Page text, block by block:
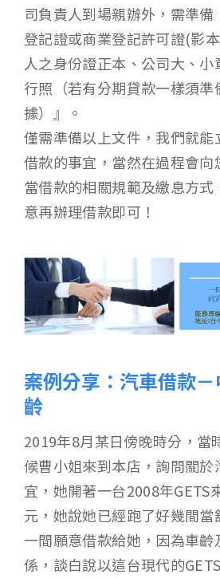
司負責人到場親辦外，需準
登記證或商業登記許可證(影
人之身份證正本、公司大、
行照（若有分期貸款一樣須準
據）』。
僅需準備以上文件，我們就能
借款的事宜，當然在過程會向
當借款的相關規範及繳息方式
意再辦理借款即可！
案例分享：汽車借款
齡
2019年8月某日傍晚時分，當
候曹小姐來到本店，詢問關
宜，她開著一台2008年GETS
元，她說她已經跑了好幾間當
一間願意借款給她，因為車齡
係，談白說以這台現代的